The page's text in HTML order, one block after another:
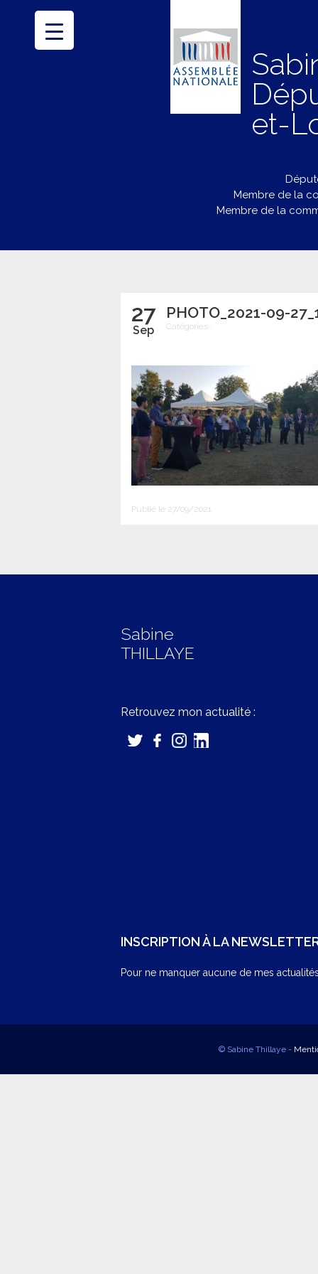
et-
Membre de la
Membre de la
27
Sep
PHOTO_2021-09-
Catégories :
Publié le 27/09/2021
Sabine
THILLAYE
Retrouvez mon actualité :
INSCRIPTION À LA
Pour ne manquer aucune de mes
© Sabine Thillaye -